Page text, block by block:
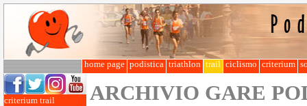
home page podistica triathlon trail ciclismo criterium
criterium trail
ARCHIVIO GARE